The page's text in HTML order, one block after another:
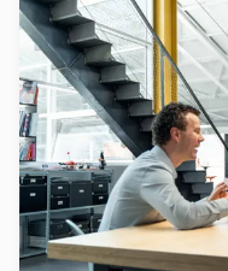
14 signs
The first step in
recognising that